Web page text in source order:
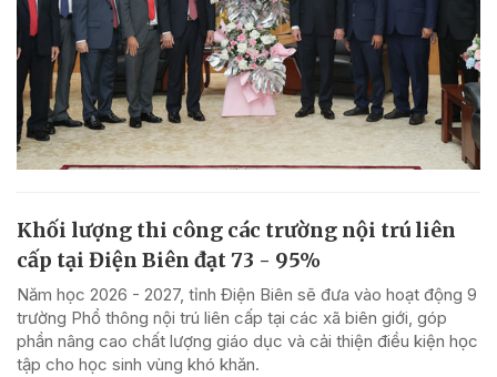
Khối lượng thi công các trường nội trú liên
cấp tại Điện Biên đạt 73 - 95%
Năm học 2026 - 2027, tỉnh Điện Biên sẽ đưa vào hoạt động 9
trường Phổ thông nội trú liên cấp tại các xã biên giới, góp
phần nâng cao chất lượng giáo dục và cải thiện điều kiện học
tập cho học sinh vùng khó khăn.